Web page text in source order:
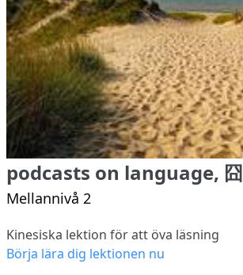
podcasts on language, 囧
Mellannivå 2
Kinesiska lektion för att öva läsning
Börja lära dig lektionen nu